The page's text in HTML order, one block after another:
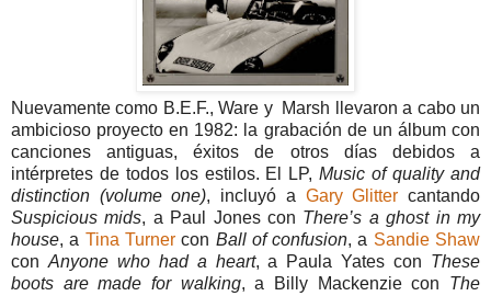
Nuevamente como B.E.F., Ware y Marsh llevaron a cabo un
ambicioso proyecto en 1982: la grabación de un álbum con
canciones antiguas, éxitos de otros días debidos a
intérpretes de todos los estilos. El LP,Music of quality and
distinction (volume one), incluyó a Gary Glitter cantando
Suspicious mids, a Paul Jones con There’s a ghost in my
house, a Tina Turnercon Ball of confusion, a Sandie Shaw
con Anyone who had a heart, a Paula Yates con These
boots are made for walking, a Billy Mackenzie con The